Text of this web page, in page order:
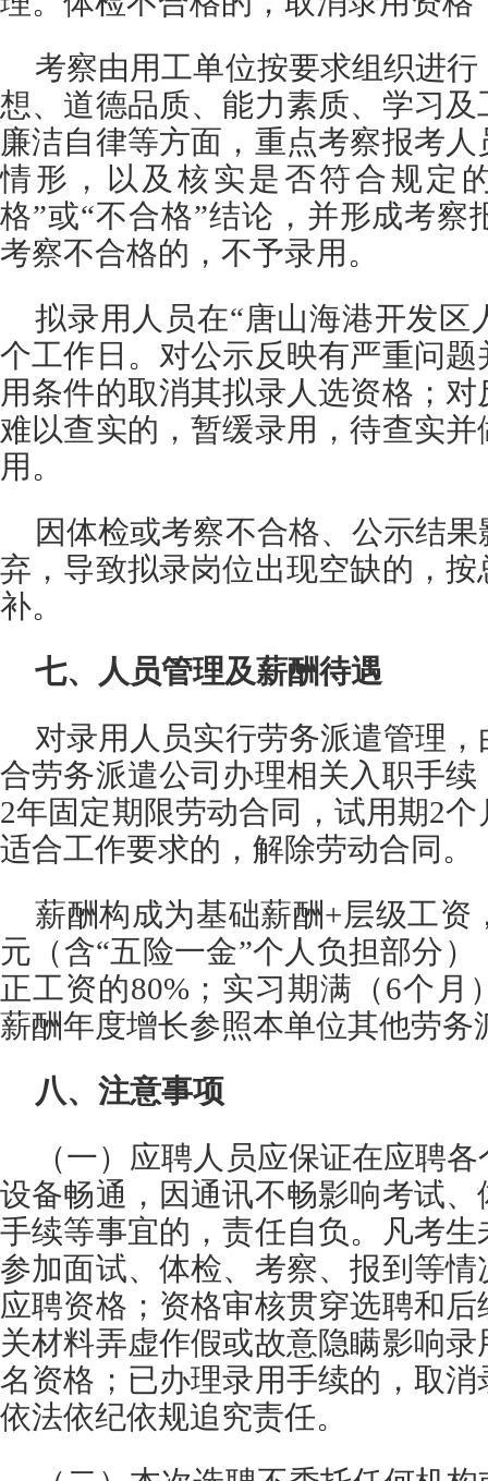
考察由用工单位按要求组织进
想、道德品质、能力素质、学习
廉洁自律等方面，重点考察报考
情形，以及核实是否符合规定
格”或“不合格”结论，并形成考察
考察不合格的，不予录用。
拟录用人员在“唐山海港开发区
个工作日。对公示反映有严重问
用条件的取消其拟录人选资格；
难以查实的，暂缓录用，待查实
用。
因体检或考察不合格、公示结
弃，导致拟录岗位出现空缺的，
补。
七、人员管理及薪酬待遇
对录用人员实行劳务派遣管理
合劳务派遣公司办理相关入职手
2年固定期限劳动合同，试用期2
适合工作要求的，解除劳动合同。
薪酬构成为基础薪酬+层级工资
元（含“五险一金”个人负担部分
正工资的80%；实习期满（6个月
薪酬年度增长参照本单位其他劳务
八、注意事项
（一）应聘人员应保证在应聘
设备畅通，因通讯不畅影响考试
手续等事宜的，责任自负。凡考
参加面试、体检、考察、报到等
应聘资格；资格审核贯穿选聘和
关材料弄虚作假或故意隐瞒影响
名资格；已办理录用手续的，取
依法依纪依规追究责任。